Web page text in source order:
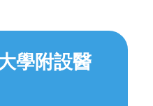
學附設醫